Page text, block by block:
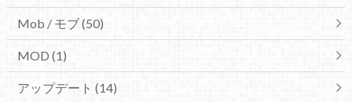
Mob / モブ (50)
MOD (1)
アップデート (14)